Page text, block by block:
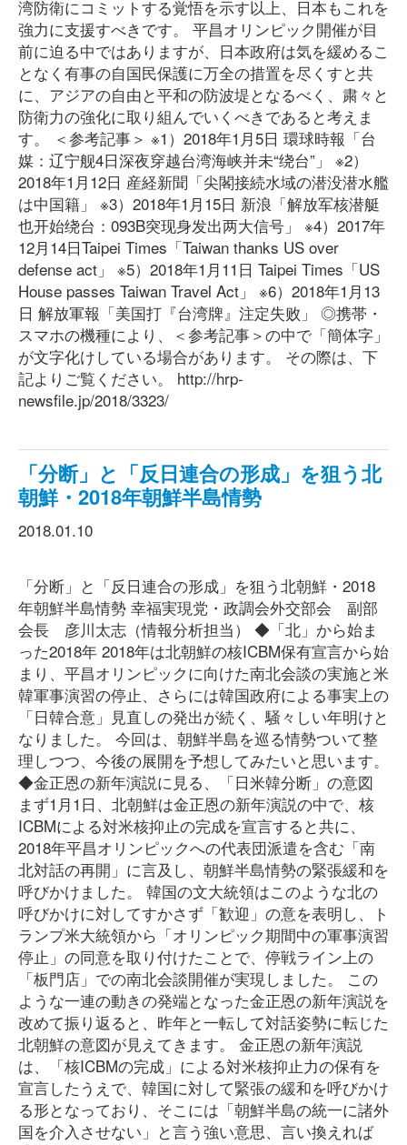
湾防衛にコミットする覚悟を示す以上、日本もこれを
強力に支援すべきです。 平昌オリンピック開催が目
前に迫る中ではありますが、日本政府は気を緩めるこ
となく有事の自国民保護に万全の措置を尽くすと共
に、アジアの自由と平和の防波堤となるべく、粛々と
防衛力の強化に取り組んでいくべきであると考えま
す。 ＜参考記事＞ ※1）2018年1月5日 環球時報「台
媒：辽宁舰4日深夜穿越台湾海峡并未“绕台”」 ※2）
2018年1月12日 産経新聞「尖閣接続水域の潜没潜水艦
は中国籍」 ※3）2018年1月15日 新浪「解放军核潜艇
也开始绕台：093B突现身发出两大信号」 ※4）2017年
12月14日Taipei Times「Taiwan thanks US over
defense act」 ※5）2018年1月11日 Taipei Times「US
House passes Taiwan Travel Act」 ※6）2018年1月13
日 解放軍報「美国打『台湾牌』注定失败」 ◎携帯・
スマホの機種により、＜参考記事＞の中で「簡体字」
が文字化けしている場合があります。 その際は、下
記よりご覧ください。 http://hrp-
newsfile.jp/2018/3323/
「分断」と「反日連合の形成」を狙う北
朝鮮・2018年朝鮮半島情勢
2018.01.10
「分断」と「反日連合の形成」を狙う北朝鮮・2018
年朝鮮半島情勢 幸福実現党・政調会外交部会 副部
会長 彦川太志（情報分析担当） ◆「北」から始ま
った2018年 2018年は北朝鮮の核ICBM保有宣言から始
まり、平昌オリンピックに向けた南北会談の実施と米
韓軍事演習の停止、さらには韓国政府による事実上の
「日韓合意」見直しの発出が続く、騒々しい年明けと
なりました。 今回は、朝鮮半島を巡る情勢ついて整
理しつつ、今後の展開を予想してみたいと思います。
◆金正恩の新年演説に見る、「日米韓分断」の意図
まず1月1日、北朝鮮は金正恩の新年演説の中で、核
ICBMによる対米核抑止の完成を宣言すると共に、
2018年平昌オリンピックへの代表団派遣を含む「南
北対話の再開」に言及し、朝鮮半島情勢の緊張緩和を
呼びかけました。 韓国の文大統領はこのような北の
呼びかけに対してすかさず「歓迎」の意を表明し、ト
ランプ米大統領から「オリンピック期間中の軍事演習
停止」の同意を取り付けたことで、停戦ライン上の
「板門店」での南北会談開催が実現しました。 この
ような一連の動きの発端となった金正恩の新年演説を
改めて振り返ると、昨年と一転して対話姿勢に転じた
北朝鮮の意図が見えてきます。 金正恩の新年演説
は、「核ICBMの完成」による対米核抑止力の保有を
宣言したうえで、韓国に対して緊張の緩和を呼びかけ
る形となっており、そこには「朝鮮半島の統一に諸外
国を介入させない」と言う強い意思、言い換えれば